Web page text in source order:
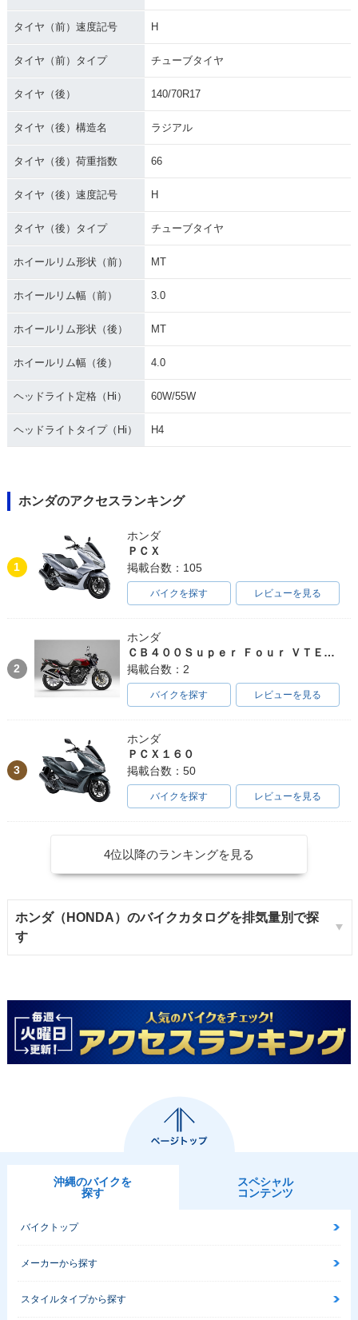
タイヤ（前）速度記号 H
タイヤ（前）タイプ チューブタイヤ
タイヤ（後） 140/70R17
タイヤ（後）構造名 ラジアル
タイヤ（後）荷重指数 66
タイヤ（後）速度記号 H
タイヤ（後）タイプ チューブタイヤ
ホイールリム形状（前） MT
ホイールリム幅（前） 3.0
ホイールリム形状（後） MT
ホイールリム幅（後） 4.0
ヘッドライト定格（Hi） 60W/55W
ヘッドライトタイプ（Hi） H4
ホンダのアクセスランキング
1
ホンダ
ＰＣＸ
掲載台数：105
バイクを探す レビューを見る
2
ホンダ
ＣＢ４００Ｓｕｐｅｒ Ｆｏｕｒ ＶＴＥＣ ＳＰＥＣ３
掲載台数：2
バイクを探す レビューを見る
3
ホンダ
ＰＣＸ１６０
掲載台数：50
バイクを探す レビューを見る
4位以降のランキングを見る
ホンダ（HONDA）のバイクカタログを排気量別で探
す
沖縄のバイクを
探す
スペシャル
コンテンツ
バイクトップ
メーカーから探す
スタイルタイプから探す